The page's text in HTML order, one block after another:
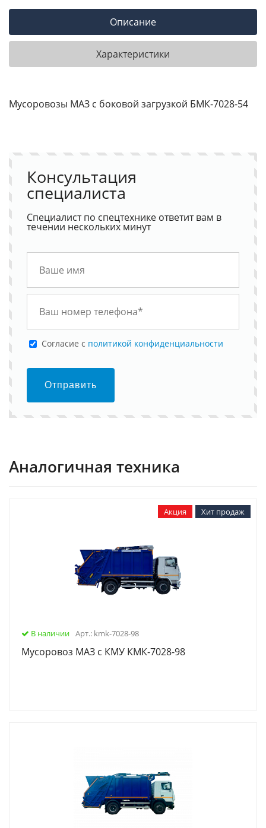
Описание
Характеристики
Мусоровозы МАЗ с боковой загрузкой БМК-7028-54
Консультация
специалиста
Специалист по спецтехнике ответит вам в
течении нескольких минут
Cогласие с политикой конфиденциальности
Отправить
Аналогичная техника
Акция Хит продаж
В наличии Арт.: kmk-7028-98
Мусоровоз МАЗ с КМУ КМК-7028-98